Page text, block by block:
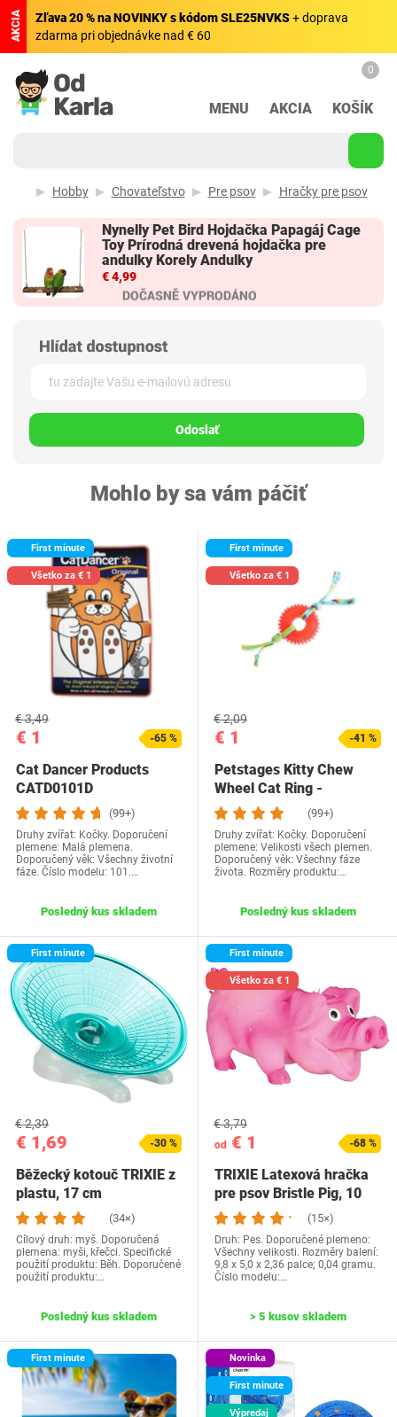
AKCIA Zľava 20 % na NOVINKY s kódom SLE25NVKS+ doprava
zdarma pri objednávke nad € 60
MENU AKCIA
0
KOŠÍK
Hobby Chovateľstvo Pre psov Hračky pre psov
Nynelly Pet Bird Hojdačka Papagáj Cage
Toy Prírodná drevená hojdačka pre
andulky Korely Andulky
€ 4,99
Odoslať
Mohlo by sa vám páčiť
First minute
Všetko za € 1
€ 1
€ 3,49
-65 %
Cat Dancer Products
CATD0101D
Katzenspielzeug, Malá
plemena
(99+)
Druhy zvířat: Kočky. Doporučení
plemene: Malá plemena.
Doporučený věk: Všechny životní
fáze. Číslo modelu: 101.…
Posledný kus skladem
First minute
Všetko za € 1
€ 1
€ 2,09
-41 %
Petstages Kitty Chew
Wheel Cat Ring -
Catnip/dentální…
(99+)
Druhy zvířat: Kočky. Doporučení
plemene: Velikosti všech plemen.
Doporučený věk: Všechny fáze
života. Rozměry produktu:…
Posledný kus skladem
First minute
€ 1,69
€ 2,39
-30 %
Běžecký kotouč TRIXIE z
plastu, 17 cm
(34×)
Cílový druh: myš. Doporučená
plemena: myši, křečci. Specifické
použití produktu: Běh. Doporučené
použití produktu:…
Posledný kus skladem
First minute
Všetko za € 1
od € 1
€ 3,79
-68 %
TRIXIE Latexová hračka
pre psov Bristle Pig, 10
cm, ružová,…
(15×)
Druh: Pes. Doporučené plemeno:
Všechny velikosti. Rozměry balení:
9,8 x 5,0 x 2,36 palce; 0,04 gramu.
Číslo modelu:…
> 5 kusov skladem
First minute Novinka
First minute
Výpredaj